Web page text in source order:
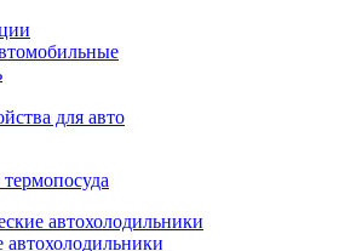
для авто
автохолодильники